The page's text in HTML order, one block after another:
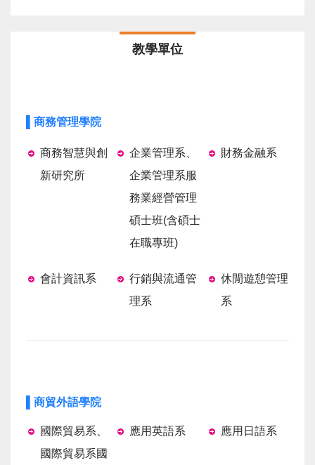
教學單位
▌商務管理學院
商務智慧與創
新研究所
企業管理系、
企業管理系服
務業經營管理
碩士班(含碩士
在職專班)
財務金融系
會計資訊系
行銷與流通管
理系
休閒遊憩管理
系
▌商貿外語學院
國際貿易系、
國際貿易系國
應用英語系 應用日語系